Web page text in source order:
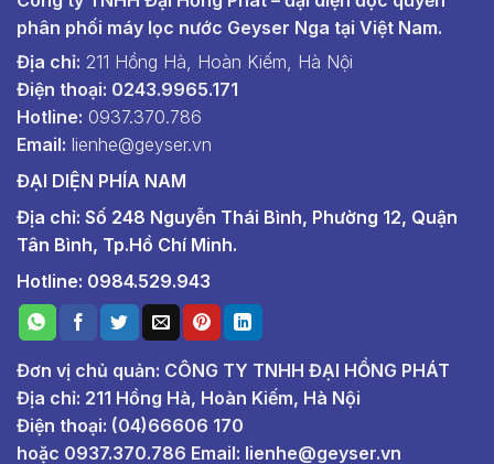
phân phối máy lọc nước Geyser Nga tại Việt Nam.
Địa chỉ: 211 Hồng Hà, Hoàn Kiếm, Hà Nội
Điện thoại: 0243.9965.171
Hotline: 0937.370.786
Email: lienhe@geyser.vn
ĐẠI DIỆN PHÍA NAM
Địa chỉ: Số 248 Nguyễn Thái Bình, Phường 12, Quận
Tân Bình, Tp.Hồ Chí Minh.
Hotline: 0984.529.943
Đơn vị chủ quản: CÔNG TY TNHH ĐẠI HỒNG PHÁT
Địa chỉ: 211 Hồng Hà, Hoàn Kiếm, Hà Nội
Điện thoại: (04)66606 170
hoặc 0937.370.786 Email: lienhe@geyser.vn